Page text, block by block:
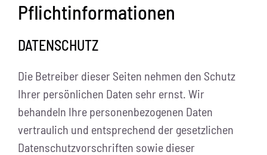
Pflichtinformationen
DATENSCHUTZ
Die Betreiber dieser Seiten nehmen den Schutz
Ihrer persönlichen Daten sehr ernst. Wir
behandeln Ihre personenbezogenen Daten
vertraulich und entsprechend der gesetzlichen
Datenschutzvorschriften sowie dieser